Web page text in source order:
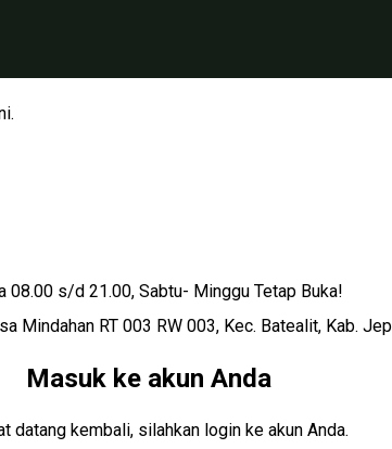
08.00 s/d 21.00, Sabtu- Minggu Tetap Buka!
Mindahan RT 003 RW 003, Kec. Batealit, Kab.
Masuk ke akun Anda
datang kembali, silahkan login ke akun Anda.